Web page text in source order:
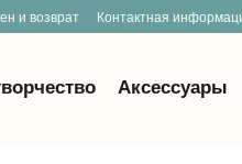
и возврат Контактная
Аксессуары